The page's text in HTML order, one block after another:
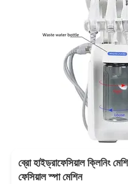
ব্রো হাইড্রাফেসিয়াল ক্লিনিং
ফেসিয়াল স্পা মেশিন